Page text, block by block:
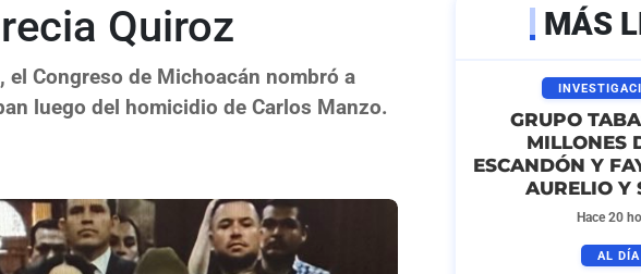
Quiroz
el Congreso de Michoacán nombró a
luego del homicidio de Carlos Manzo.
MÁS
GRUPO
MILLONES
ESCANDÓN Y
AURELIO Y
Hace 20
AL DÍA